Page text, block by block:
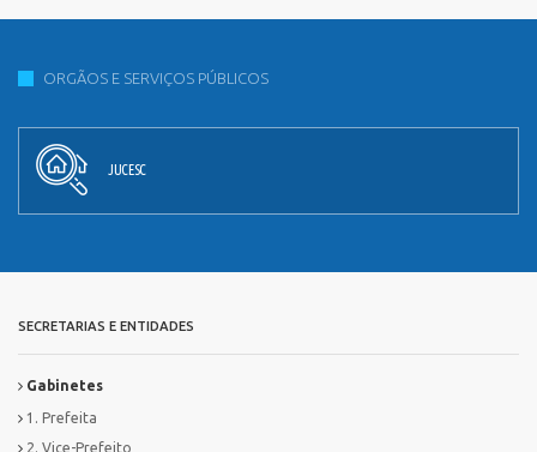
ORGÃOS E SERVIÇOS PÚBLICOS
JUCESC
SECRETARIAS E ENTIDADES
Gabinetes
1. Prefeita
2. Vice-Prefeito